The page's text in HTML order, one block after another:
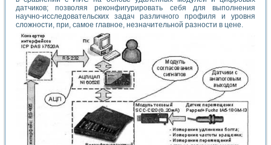
датчиков; позволяя реконфигурировать себя для выполнения
научно-исследовательских задач различного профиля и уровня
сложности, при, самое главное, незначительной разности в цене.